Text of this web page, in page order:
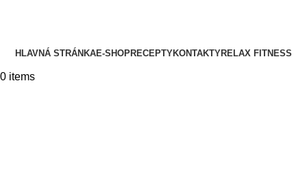
HLAVNÁ STRÁNKAE-SHOPRECEPTYKONTAKTYRELAX FITNESS
0 items